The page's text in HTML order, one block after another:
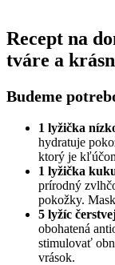
Recept na
tváre a
Budeme
1 lyžička
hydratuje
ktorý je
1 lyžička
prírodný
pokožky.
5 lyžíc
obohatená
stimulovať
vrások.